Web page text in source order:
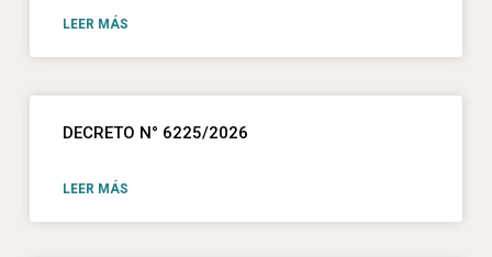
LEER MÁS
DECRETO N° 6225/2026
LEER MÁS